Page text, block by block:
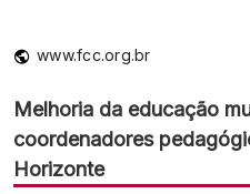
www.fcc.org.br
Melhoria da educação
coordenadores
Horizonte